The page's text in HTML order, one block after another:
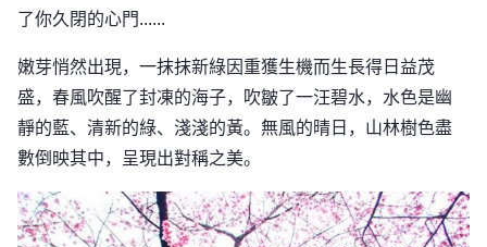
了你久閉的心門......
嫩芽悄然出現，一抹抹新綠因重獲生機而生長得日益茂
盛，春風吹醒了封凍的海子，吹皺了一汪碧水，水色是幽
靜的藍、清新的綠、淺淺的黃。無風的晴日，山林樹色盡
數倒映其中，呈現出對稱之美。